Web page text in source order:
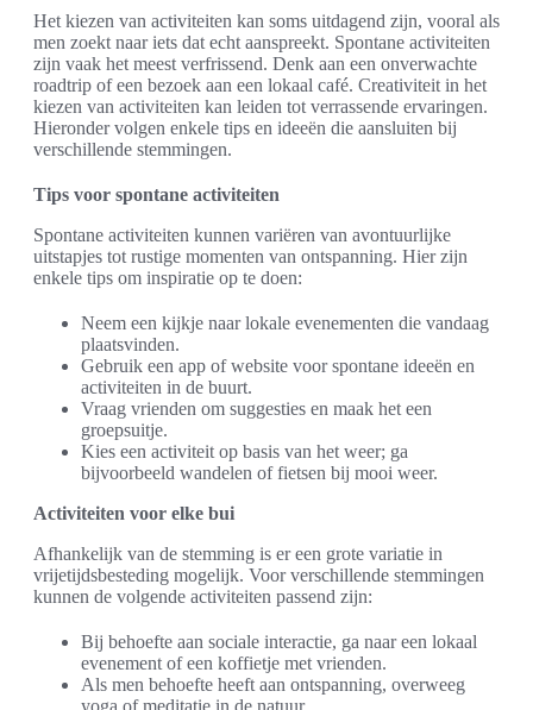
Het kiezen van activiteiten kan soms uitdagend zijn, vooral als
men zoekt naar iets dat echt aanspreekt. Spontane activiteiten
zijn vaak het meest verfrissend. Denk aan een onverwachte
roadtrip of een bezoek aan een lokaal café. Creativiteit in het
kiezen van activiteiten kan leiden tot verrassende ervaringen.
Hieronder volgen enkele tips en ideeën die aansluiten bij
verschillende stemmingen.
Tips voor spontane activiteiten
Spontane activiteiten kunnen variëren van avontuurlijke
uitstapjes tot rustige momenten van ontspanning. Hier zijn
enkele tips om inspiratie op te doen:
Neem een kijkje naar lokale evenementen die vandaag
plaatsvinden.
Gebruik een app of website voor spontane ideeën en
activiteiten in de buurt.
Vraag vrienden om suggesties en maak het een
groepsuitje.
Kies een activiteit op basis van het weer; ga
bijvoorbeeld wandelen of fietsen bij mooi weer.
Activiteiten voor elke bui
Afhankelijk van de stemming is er een grote variatie in
vrijetijdsbesteding mogelijk. Voor verschillende stemmingen
kunnen de volgende activiteiten passend zijn:
Bij behoefte aan sociale interactie, ga naar een lokaal
evenement of een koffietje met vrienden.
Als men behoefte heeft aan ontspanning, overweeg
yoga of meditatie in de natuur.